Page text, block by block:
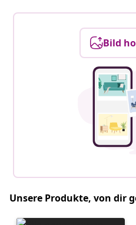
Bild
Unsere Produkte, von dir